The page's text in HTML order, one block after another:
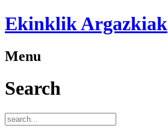
Ekinklik Argazkiak
Menu
Search